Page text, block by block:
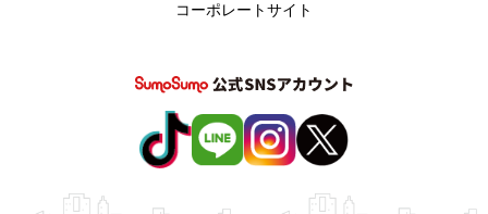
コーポレートサイト